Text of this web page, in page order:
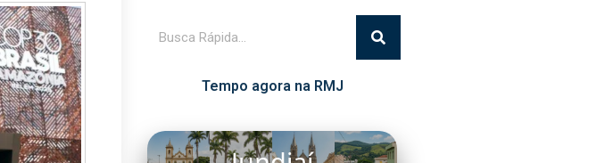
Tempo agora na RMJ